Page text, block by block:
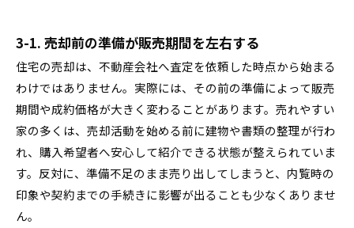
3-1. 売却前の準備が販売期間を左右する
住宅の売却は、不動産会社へ査定を依頼した時点から始まる
わけではありません。実際には、その前の準備によって販売
期間や成約価格が大きく変わることがあります。売れやすい
家の多くは、売却活動を始める前に建物や書類の整理が行わ
れ、購入希望者へ安心して紹介できる状態が整えられていま
す。反対に、準備不足のまま売り出してしまうと、内覧時の
印象や契約までの手続きに影響が出ることも少なくありませ
ん。